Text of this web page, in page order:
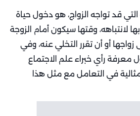
قد تواجه الزواج، هو دخول حياة
لانتباهه، وقتها سيكون أمام الزوجة
زواجها أو أن تقرر التخلي عنه، وفي
معرفة رأي خبراء علم الاجتماع
في التعامل مع مثل هذا